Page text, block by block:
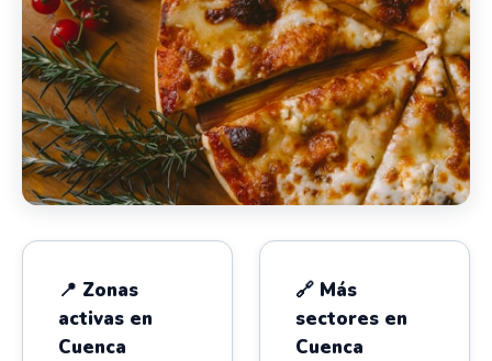
📍 Zonas
activas en
Cuenca
🔗 Más
sectores en
Cuenca